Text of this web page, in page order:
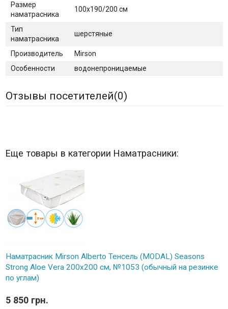
Размер
наматрасника
100х190/200 см
Тип
наматрасника
шерстяные
Производитель
Mirson
Особенности
водонепроницаемые
Отзывы посетителей(0)
Еще товары в категории Наматрасники:
Наматрасник Mirson Alberto Тенсель (MODAL) Seasons
Strong Aloe Vera 200x200 см, №1053 (обычный на резинке
по углам)
5 850 грн.